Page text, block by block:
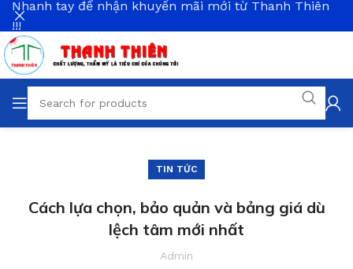
TIN TỨC
Cách lựa chọn, bảo quản và bảng giá dù
lệch tâm mới nhất
Admin
Nhanh tay để nhận khuyến mãi mới từ Thanh Thiên
!!!